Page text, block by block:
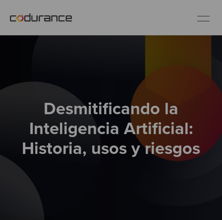
Buenas prácticas
Sobre nosotros
Únete al equipo
Desmitificando la
Inteligencia Artificial:
Historia, usos y riesgos